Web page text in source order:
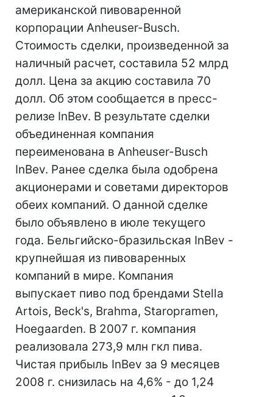
американской пивоваренной
корпорации Anheuser-Busch.
Стоимость сделки, произведенной за
наличный расчет, составила 52 млрд
долл. Цена за акцию составила 70
долл. Об этом сообщается в пресс-
релизе InBev. В результате сделки
объединенная компания
переименована в Anheuser-Busch
InBev. Ранее сделка была одобрена
акционерами и советами директоров
обеих компаний. О данной сделке
было объявлено в июле текущего
года. Бельгийско-бразильская InBev -
крупнейшая из пивоваренных
компаний в мире. Компания
выпускает пиво под брендами Stella
Artois, Beck's, Brahma, Staropramen,
Hoegaarden. В 2007 г. компания
реализовала 273,9 млн гкл пива.
Чистая прибыль InBev за 9 месяцев
2008 г. снизилась на 4,6% - до 1,24